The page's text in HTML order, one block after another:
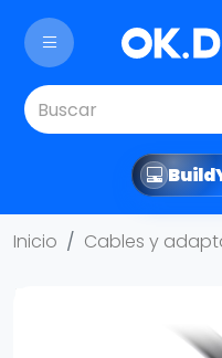
Build
Inicio Cables y